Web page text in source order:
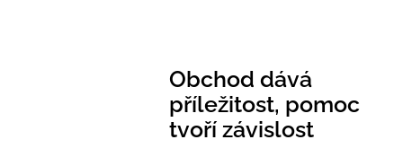
Obchod dává
příležitost, pomoc
tvoří závislost